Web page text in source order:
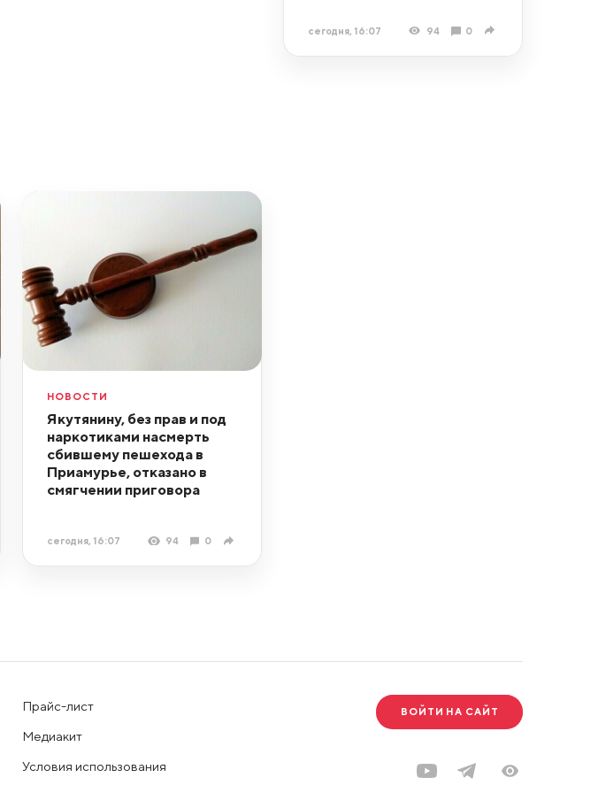
сегодня, 16:07 94 0
НОВОСТИ
Якутянину, без прав и под
наркотиками насмерть
сбившему пешехода в
Приамурье, отказано в
смягчении приговора
сегодня, 16:07 94 0
Прайс-лист
Медиакит
Условия использования
ВОЙТИ НА САЙТ